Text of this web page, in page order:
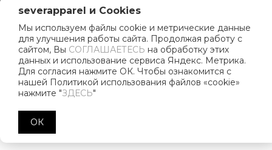
О КОМПАНИИ
ИСТОРИЯ БРЕНДА
ПОЛИТИКА КОМПАНИИ
РЕКЛАМНЫЕ МАТЕРИАЛЫ
ПРОГРАММА ЛОЯЛЬНОСТИ
severapparel и Cookies
Мы используем файлы cookie и метрические данные
для улучшения работы сайта. Продолжая работу с
сайтом, Вы СОГЛАШАЕТЕСЬ на обработку этих
данных и использование сервиса Яндекс. Метрика.
Для согласия нажмите ОК. Чтобы ознакомится с
нашей Политикой использования файлов «cookie»
нажмите "ЗДЕСЬ"
ОК